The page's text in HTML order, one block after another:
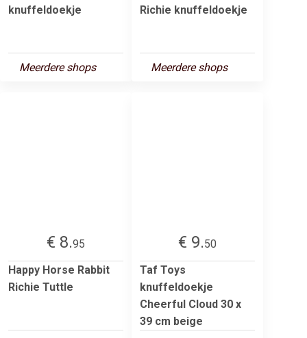
knuffeldoekje
Meerdere shops
Richie knuffeldoekje
Meerdere shops
€ 8.95
Happy Horse Rabbit
Richie Tuttle
€ 9.50
Taf Toys
knuffeldoekje
Cheerful Cloud 30 x
39 cm beige